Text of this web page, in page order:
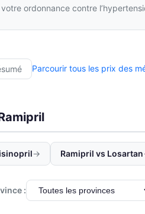
ordonnance contre
Parcourir tous les prix des
→ Ramipril vs Losartan
: